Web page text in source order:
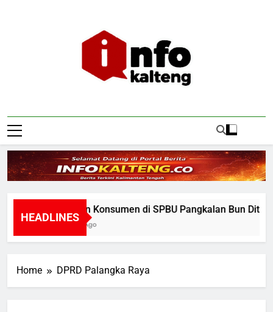
Infokalteng
HEADLINES
Insiden Konsumen di SPBU Pangkalan Bun
1 Hour Ago
Home DPRD Palangka Raya